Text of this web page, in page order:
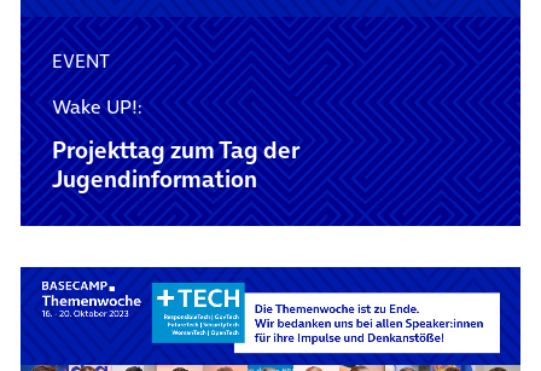
EVENT
Wake UP!:
Projekttag zum Tag der
Jugendinformation